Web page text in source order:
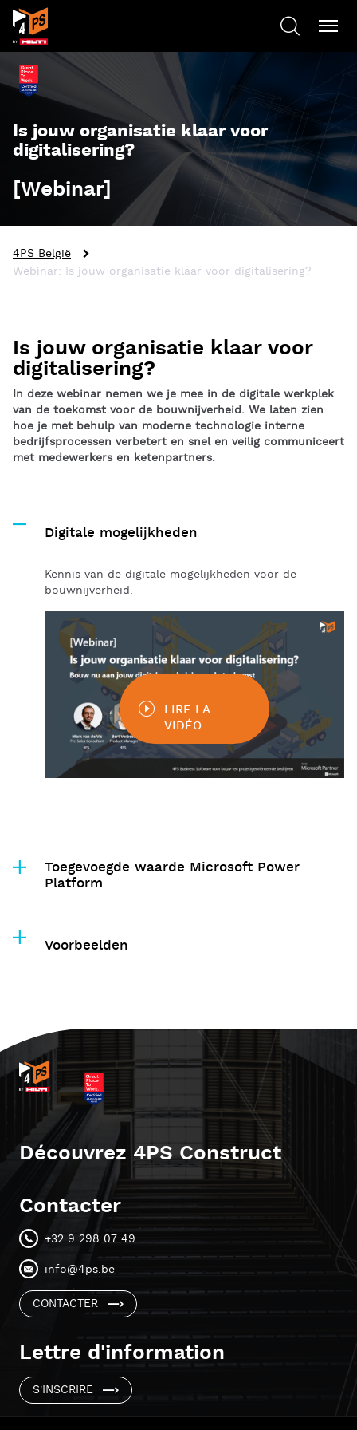
Is jouw organisatie klaar voor
digitalisering?
[Webinar]
4PS België
Webinar: Is jouw organisatie klaar voor digitalisering?
Is jouw organisatie klaar voor
digitalisering?
In deze webinar nemen we je mee in de digitale werkplek
van de toekomst voor de bouwnijverheid. We laten zien
hoe je met behulp van moderne technologie interne
bedrijfsprocessen verbetert en snel en veilig communiceert
met medewerkers en ketenpartners.
Digitale mogelijkheden
Kennis van de digitale mogelijkheden voor de
bouwnijverheid.
LIRE LA
VIDÉO
Toegevoegde waarde Microsoft Power
Platform
Voorbeelden
Découvrez 4PS Construct
Contacter
+32 9 298 07 49
info@4ps.be
CONTACTER
Lettre d'information
S'INSCRIRE